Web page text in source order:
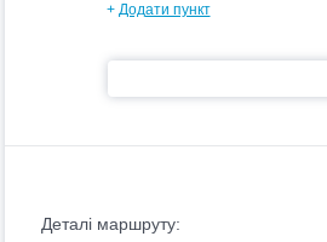
+ Додати пункт
Деталі маршруту: